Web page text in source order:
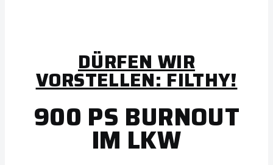
DÜRFEN WIR
VORSTELLEN: FILTHY!
900 PS BURNOUT
IM LKW